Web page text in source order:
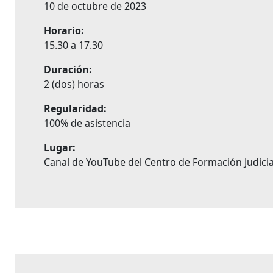
10 de octubre de 2023
Horario:
15.30 a 17.30
Duración:
2 (dos) horas
Regularidad:
100% de asistencia
Lugar:
Canal de YouTube del Centro de Formación